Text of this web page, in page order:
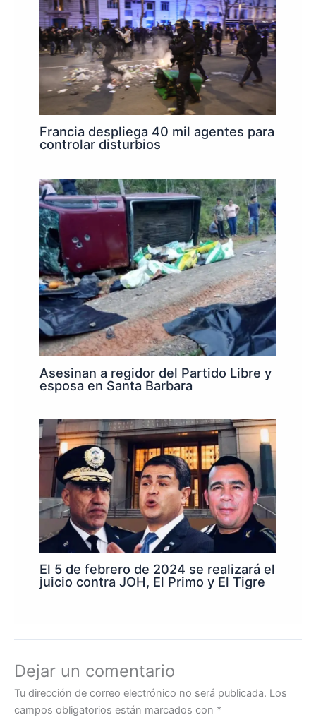
Francia despliega 40 mil agentes para
controlar disturbios
Asesinan a regidor del Partido Libre y
esposa en Santa Barbara
El 5 de febrero de 2024 se realizará el
juicio contra JOH, El Primo y El Tigre
Dejar un comentario
Tu dirección de correo electrónico no será publicada. Los
campos obligatorios están marcados con *